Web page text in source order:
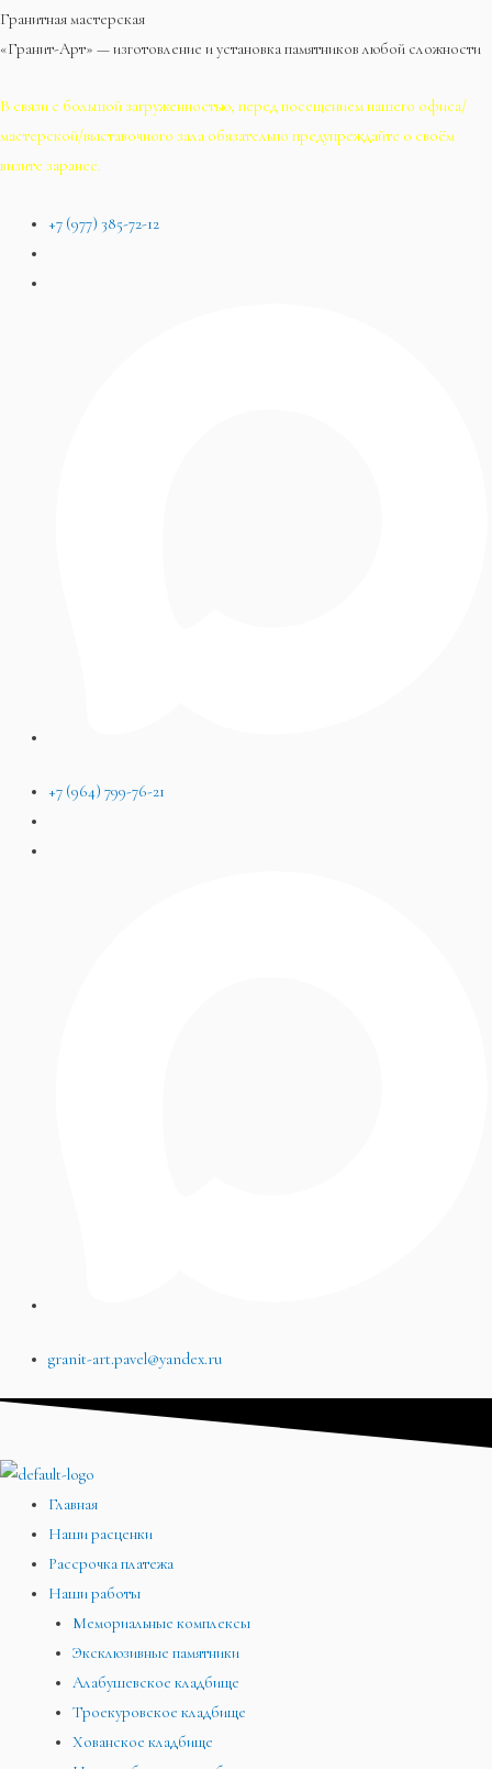
Гранитная мастерская
«Гранит-Арт» — изготовление и установка памятников любой сложности
В связи с большой загруженностью, перед посещением нашего офиса/
мастерской/выставочного зала обязательно предупреждайте о своём
визите заранее.
+7 (977) 385-72-12
+7 (964) 799-76-21
granit-art.pavel@yandex.ru
Главная
Наши расценки
Рассрочка платежа
Наши работы
Мемориальные комплексы
Эксклюзивные памятники
Алабушевское кладбище
Троекуровское кладбище
Хованское кладбище